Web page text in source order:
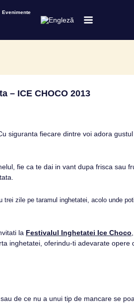
Evenimente
– ICE CHOCO 2013
siguranta fiecare dintre voi adora
fie ca te dai in vant dupa frisca sau
zile pe taramul inghetatei, acolo unde
la Festivalul Inghetatei Ice Choco
inghetatei, oferindu-ti adevarate
de ce nu a unui tip de mancare se